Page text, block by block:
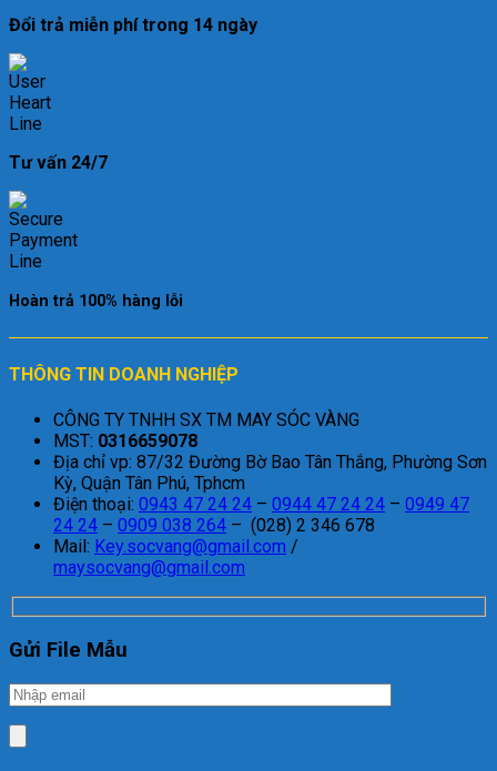
Đổi trả miễn phí trong 14 ngày
Tư vấn 24/7
Hoàn trả 100% hàng lỗi
THÔNG TIN DOANH NGHIỆP
CÔNG TY TNHH SX TM MAY SÓC VÀNG
MST: 0316659078
Địa chỉ vp: 87/32 Đường Bờ Bao Tân Thắng, Phường Sơn
Kỳ, Quận Tân Phú, Tphcm
Điện thoại: 0943 47 24 24 – 0944 47 24 24 – 0949 47
24 24 – 0909 038 264 – (028) 2 346 678
Mail: Key.socvang@gmail.com /
maysocvang@gmail.com
Gửi File Mẫu